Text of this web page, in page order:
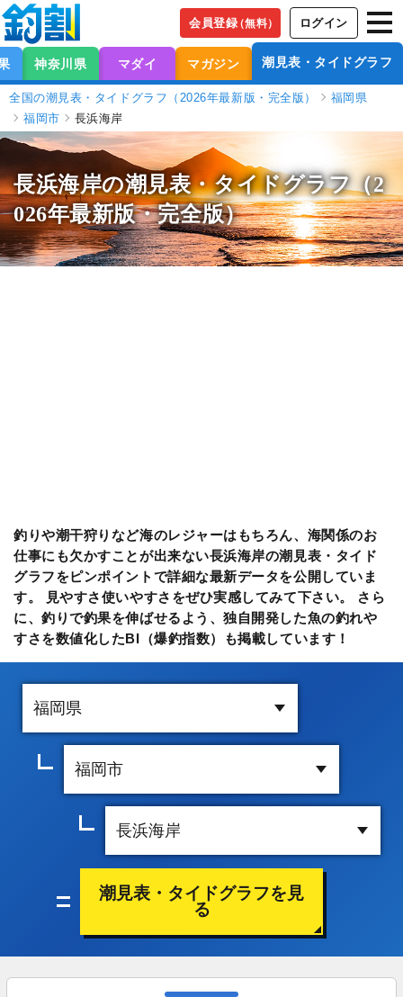
会員登録（無料） ログイン
神奈川県 マダイ マガジン 潮見表・タイドグラフ
全国の潮見表・タイドグラフ（2026年最新版・完全版）
福岡県
福岡市
長浜海岸
長浜海岸の潮見表・タイドグラフ（2
026年最新版・完全版）
釣りや潮干狩りなど海のレジャーはもちろん、海関係のお
仕事にも欠かすことが出来ない長浜海岸の潮見表・タイド
グラフをピンポイントで詳細な最新データを公開していま
す。 見やすさ使いやすさをぜひ実感してみて下さい。 さら
に、釣りで釣果を伸ばせるよう、独自開発した魚の釣れや
すさを数値化したBI（爆釣指数）も掲載しています！
潮見表・タイドグラフを見
る